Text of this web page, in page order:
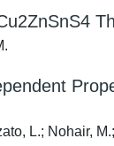
L.; Nohair,